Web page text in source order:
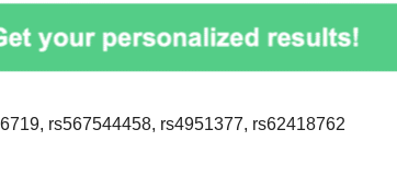
rs567544458, rs4951377, rs62418762